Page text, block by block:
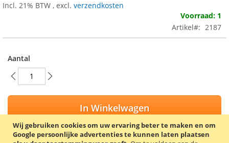
Wij gebruiken cookies om uw ervaring beter te maken en om
Google persoonlijke advertenties te kunnen laten plaatsen
Incl. 21% BTW , excl. verzendkosten
Voorraad: 1
Artikel
2187
Aantal
In Winkelwagen